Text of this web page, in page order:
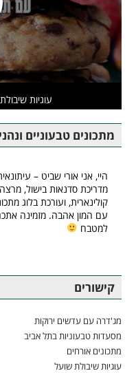
עוגיות
מתכונים טבעוניים
היי, אני אורי שביט –
מדריכת סדנאות בישול,
קולינארית, ועורכת בלוג
עם המון אהבה. מזמינה
למטבח
קישורים
מג'דרה עם עדשים ירוקות
מסעדות טבעוניות בתל אביב
מתכונים אורחים
עוגיות שיבולת שועל